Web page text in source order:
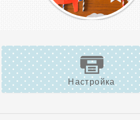
Настройка